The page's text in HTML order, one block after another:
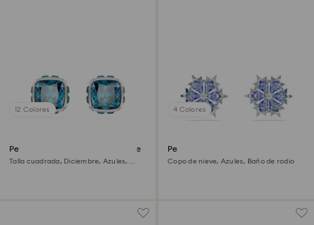
12 Colores
Pendientes de botón Birthstone
Talla cuadrada, Diciembre, Azules,
4 Colores
Pendientes de botón Magic
Copo de nieve, Azules, Baño de rodio